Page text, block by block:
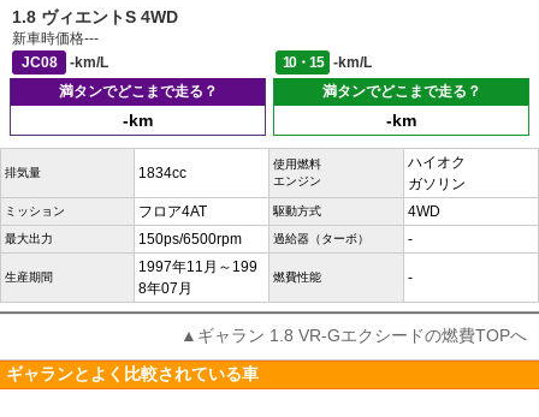
1.8 ヴィエントS 4WD
新車時価格---
JC08
-km/L 10・15
-km/L
満タンでどこまで走る？
-km
満タンでどこまで走る？
-km
排気量 1834cc
使用燃料
エンジン
ハイオク
ガソリン
ミッション フロア4AT 駆動方式 4WD
最大出力 150ps/6500rpm 過給器（ターボ） -
生産期間
1997年11月～199
8年07月
燃費性能 -
▲ギャラン 1.8 VR-Gエクシードの燃費TOPへ
ギャランとよく比較されている車